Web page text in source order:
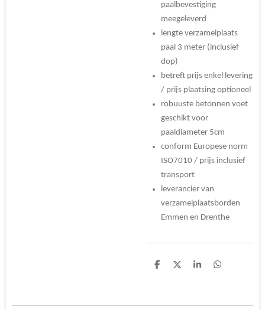
paalbevestiging
meegeleverd
lengte verzamelplaats
paal 3 meter (inclusief
dop)
betreft prijs enkel levering
/ prijs plaatsing optioneel
robuuste betonnen voet
geschikt voor
paaldiameter 5cm
conform Europese norm
ISO7010 / prijs inclusief
transport
leverancier van
verzamelplaatsborden
Emmen en Drenthe
D
D
S
D